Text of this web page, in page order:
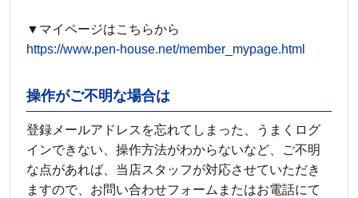
▼マイページはこちらから
https://www.pen-house.net/member_mypage.html
操作がご不明な場合は
登録メールアドレスを忘れてしまった、うまくログ
インできない、操作方法がわからないなど、ご不明
な点があれば、当店スタッフが対応させていただき
ますので、お問い合わせフォームまたはお電話にて